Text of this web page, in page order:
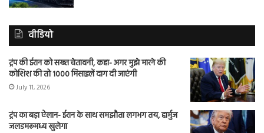
वीडियो
ट्रंप की ईरान को सख्त चेतावनी, कहा- अगर मुझे मारने की
कोशिश की तो 1000 मिसाइलें दाग दी जाएंगी
July 11, 2026
ट्रंप का बड़ा ऐलान- ईरान के साथ समझौता लगभग तय, हार्मुज
जलडमरूमध्य खुलेगा